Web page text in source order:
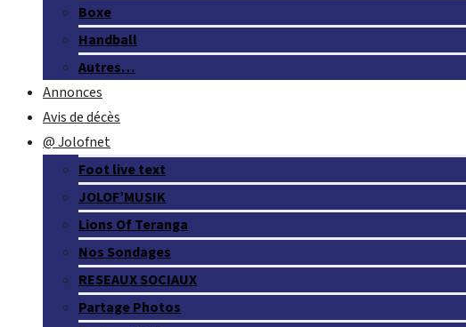
Boxe
Handball
Autres…
Annonces
Avis de décès
@ Jolofnet
Foot live text
JOLOF’MUSIK
Lions Of Teranga
Nos Sondages
RESEAUX SOCIAUX
Partage Photos